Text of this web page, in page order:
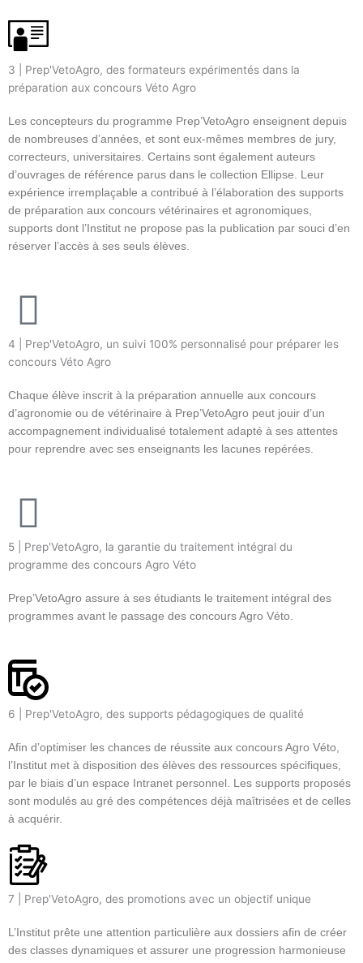
3 | Prep'VetoAgro, des formateurs expérimentés dans la
préparation aux concours Véto Agro
Les concepteurs du programme Prep’VetoAgro enseignent depuis
de nombreuses d’années, et sont eux-mêmes membres de jury,
correcteurs, universitaires. Certains sont également auteurs
d’ouvrages de référence parus dans le collection Ellipse. Leur
expérience irremplaçable a contribué à l’élaboration des supports
de préparation aux concours vétérinaires et agronomiques,
supports dont l’Institut ne propose pas la publication par souci d’en
réserver l’accès à ses seuls élèves.
4 | Prep'VetoAgro, un suivi 100% personnalisé pour préparer les
concours Véto Agro
Chaque élève inscrit à la préparation annuelle aux concours
d’agronomie ou de vétérinaire à Prep’VetoAgro peut jouir d’un
accompagnement individualisé totalement adapté à ses attentes
pour reprendre avec ses enseignants les lacunes repérées.
5 | Prep'VetoAgro, la garantie du traitement intégral du
programme des concours Agro Véto
Prep’VetoAgro assure à ses étudiants le traitement intégral des
programmes avant le passage des concours Agro Véto.
6 | Prep'VetoAgro, des supports pédagogiques de qualité
Afin d’optimiser les chances de réussite aux concours Agro Véto,
l’Institut met à disposition des élèves des ressources spécifiques,
par le biais d’un espace Intranet personnel. Les supports proposés
sont modulés au gré des compétences déjà maîtrisées et de celles
à acquérir.
7 | Prep'VetoAgro, des promotions avec un objectif unique
L’Institut prête une attention particulière aux dossiers afin de créer
des classes dynamiques et assurer une progression harmonieuse